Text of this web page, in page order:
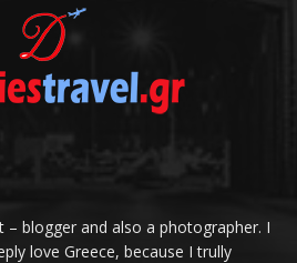
– blogger and also a photographer. I
love Greece, because I trully